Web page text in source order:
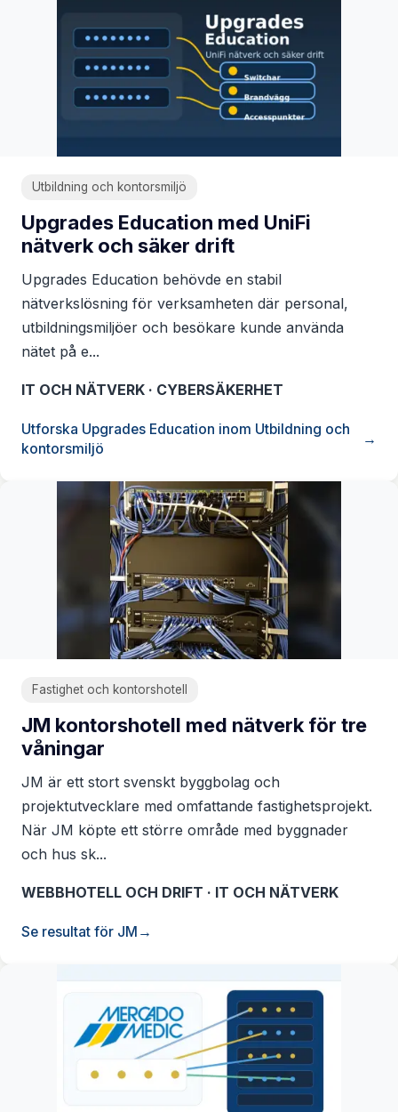
Utbildning och kontorsmiljö
Upgrades Education med UniFi
nätverk och säker drift
Upgrades Education behövde en stabil
nätverkslösning för verksamheten där personal,
utbildningsmiljöer och besökare kunde använda
nätet på e...
IT OCH NÄTVERK · CYBERSÄKERHET
Utforska Upgrades Education inom Utbildning och
kontorsmiljö
Fastighet och kontorshotell
JM kontorshotell med nätverk för tre
våningar
JM är ett stort svenskt byggbolag och
projektutvecklare med omfattande fastighetsprojekt.
När JM köpte ett större område med byggnader
och hus sk...
WEBBHOTELL OCH DRIFT · IT OCH NÄTVERK
Se resultat för JM